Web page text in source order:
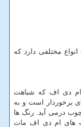
مختلفی دارد که
دی اف که شباهت
برخوردار است و به
درمی­ آید. رنگ ­ها
­های ام دی اف مات